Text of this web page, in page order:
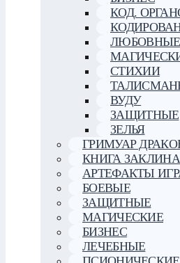
КОД.
ЛЮБОВНЫЕ
СТИХИИ
ВУДУ
ЗАЩИТНЫЕ
ЗЕЛЬЯ
ГРИМУАР
КНИГА
АРТЕФАКТЫ
БОЕВЫЕ
ЗАЩИТНЫЕ
МАГИЧЕСКИЕ
БИЗНЕС
ЛЕЧЕБНЫЕ